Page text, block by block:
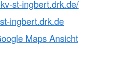
st-ingbert.drk.de/
ingbert.drk.de
Maps Ansicht